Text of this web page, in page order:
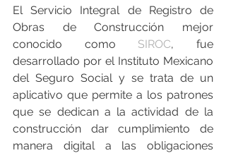
El Servicio Integral de Registro de
Obras de Construcción mejor
conocido como SIROC, fue
desarrollado por el Instituto Mexicano
del Seguro Social y se trata de un
aplicativo que permite a los patrones
que se dedican a la actividad de la
construcción dar cumplimiento de
manera digital a las obligaciones